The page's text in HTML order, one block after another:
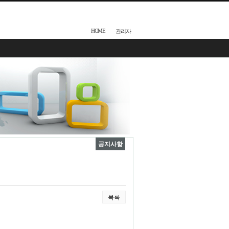
HOME 관리자
공지사항
목록